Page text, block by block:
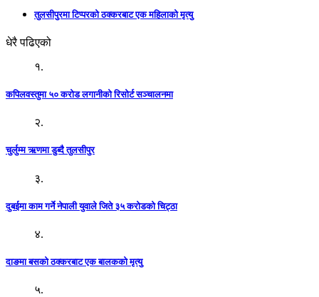
तुलसीपुरमा टिप्परको ठक्करबाट एक महिलाको मृत्यु
धेरै पढिएको
१.
कपिलवस्तुमा ५० करोड लगानीको रिसोर्ट सञ्चालनमा
२.
चुर्लुम्म ऋणमा डुब्दै तुलसीपुर
३.
दुबईमा काम गर्ने नेपाली युवाले जिते ३५ करोडको चिट्ठा
४.
दाङमा बसको ठक्करबाट एक बालकको मृत्यु
५.